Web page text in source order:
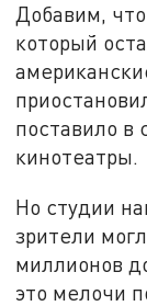
Добавим,
который
поставило
кинотеатры.
Но студии
зрители
миллионов
это мелочи